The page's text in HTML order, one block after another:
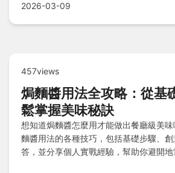
2026-03-09
457views
焗麵醬用法全攻略：從基
鬆掌握美味秘訣
想知道焗麵醬怎麼用才能做出餐廳級美
麵醬用法的各種技巧，包括基礎步驟、
答，並分享個人實戰經驗，幫助你避開地